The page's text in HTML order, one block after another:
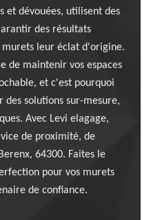
et dévouées, utilisent des
des résultats
murets leur éclat d'origine.
de maintenir vos espaces
et c'est pourquoi
des solutions sur-mesure,
Avec Levi elagage,
de proximité, de
64300. Faites le
pour vos murets
de confiance.